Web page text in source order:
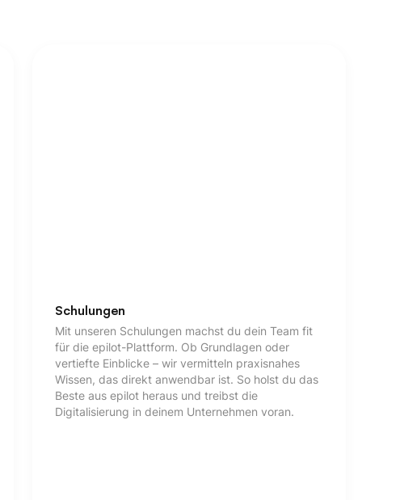
Schulungen
Mit unseren Schulungen machst du dein Team fit
für die epilot-Plattform. Ob Grundlagen oder
vertiefte Einblicke – wir vermitteln praxisnahes
Wissen, das direkt anwendbar ist. So holst du das
Beste aus epilot heraus und treibst die
Digitalisierung in deinem Unternehmen voran.